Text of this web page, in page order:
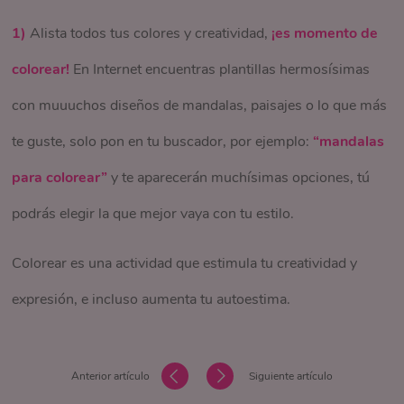
1) Alista todos tus colores y creatividad, ¡es momento de
colorear! En Internet encuentras plantillas hermosísimas
con muuuchos diseños de mandalas, paisajes o lo que más
te guste, solo pon en tu buscador, por ejemplo: “mandalas
para colorear” y te aparecerán muchísimas opciones, tú
podrás elegir la que mejor vaya con tu estilo.
Colorear es una actividad que estimula tu creatividad y
expresión, e incluso aumenta tu autoestima.
en NosotrasOnline puedes encontrar juegos geniales!
viviendo una y otra vez.
Recuerda que también se trata de una oportunidad
buenísima para dar nueva vida a objetos reciclados.
Ahora no hay excusas para aburrirte en casa, disfruta el
tiempo que pasas en ella y lo que es aún mejor: disfruta de
todos los beneficios que te ofrece.
Anterior artículo Siguiente artículo